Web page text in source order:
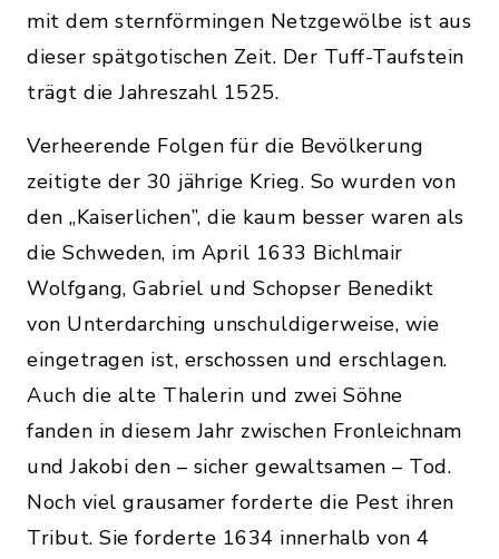
mit dem sternförmingen Netzgewölbe ist aus
dieser spätgotischen Zeit. Der Tuff-Taufstein
trägt die Jahreszahl 1525.
Verheerende Folgen für die Bevölkerung
zeitigte der 30 jährige Krieg. So wurden von
den „Kaiserlichen”, die kaum besser waren als
die Schweden, im April 1633 Bichlmair
Wolfgang, Gabriel und Schopser Benedikt
von Unterdarching unschuldigerweise, wie
eingetragen ist, erschossen und erschlagen.
Auch die alte Thalerin und zwei Söhne
fanden in diesem Jahr zwischen Fronleichnam
und Jakobi den – sicher gewaltsamen – Tod.
Noch viel grausamer forderte die Pest ihren
Tribut. Sie forderte 1634 innerhalb von 4